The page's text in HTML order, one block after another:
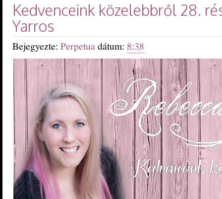
Kedvenceink közelebbről 28.
Yarros
Bejegyezte: Perpetuadátum: 8:38